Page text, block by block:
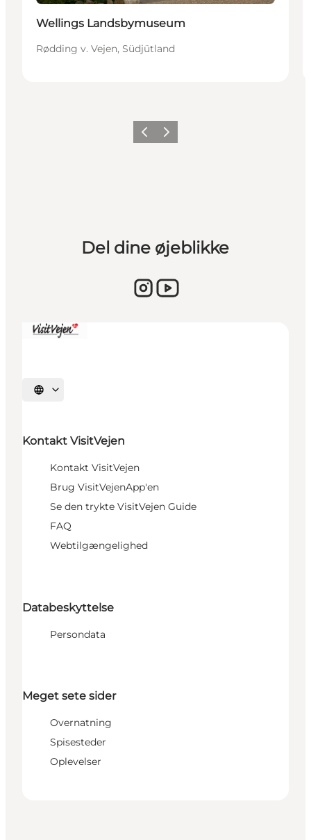
Wellings Landsbymuseum
Rødding v. Vejen, Südjütland
Vorherige Folie
Nächste Folie
Del dine øjeblikke
Sprache auswählen
Kontakt VisitVejen
Kontakt VisitVejen
Brug VisitVejenApp'en
Se den trykte VisitVejen Guide
FAQ
Webtilgængelighed
Databeskyttelse
Persondata
Meget sete sider
Overnatning
Spisesteder
Oplevelser